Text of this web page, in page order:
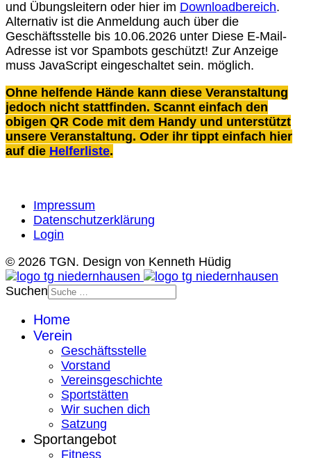
und Übungsleitern oder hier im Downloadbereich.
Alternativ ist die Anmeldung auch über die
Geschäftsstelle bis 10.06.2026 unter Diese E-Mail-
Adresse ist vor Spambots geschützt! Zur Anzeige
muss JavaScript eingeschaltet sein. möglich.
Ohne helfende Hände kann diese Veranstaltung
jedoch nicht stattfinden. Scannt einfach den
obigen QR Code mit dem Handy und unterstützt
unsere Veranstaltung. Oder ihr tippt einfach hier
auf die Helferliste.
Impressum
Datenschutzerklärung
Login
© 2026 TGN. Design von Kenneth Hüdig
Suchen
Home
Verein
Geschäftsstelle
Vorstand
Vereinsgeschichte
Sportstätten
Wir suchen dich
Satzung
Sportangebot
Fitness